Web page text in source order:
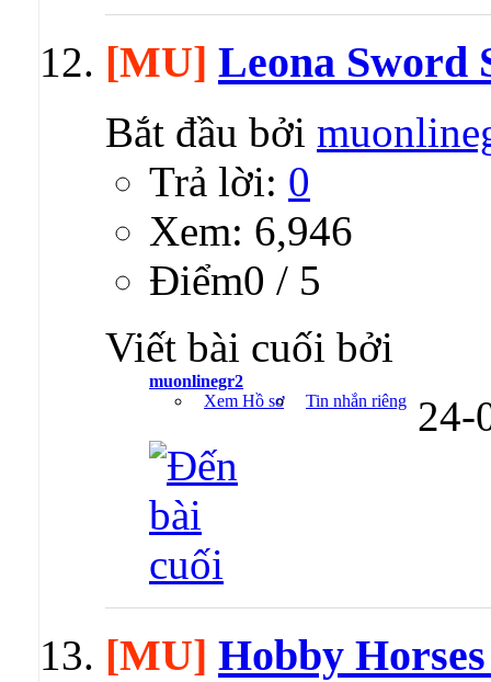
[MU] Leona Sword
Bắt đầu bởi
Trả lời: 0
Xem: 6,946
Ðiểm0 / 5
Viết bài cuối bởi
muonlinegr2
Xem Hồ sơ
Tin nhắn riêng 24-
[MU] Hobby